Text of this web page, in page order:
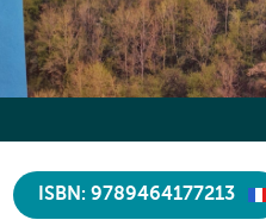
ISBN: 9789464177213